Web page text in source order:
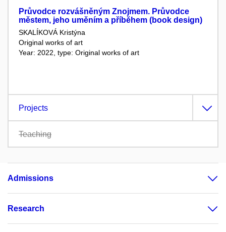
Průvodce rozvášněným Znojmem. Průvodce
městem, jeho uměním a příběhem (book design)
SKALÍKOVÁ Kristýna
Original works of art
Year: 2022, type: Original works of art
Projects
Teaching
Admissions
Research